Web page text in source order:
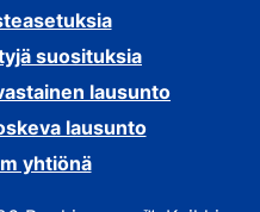
suosituksia
lausunto
lausunto
yhtiönä